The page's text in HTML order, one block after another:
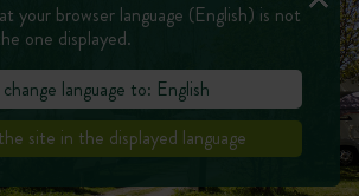
your browser language (English) is not
one displayed.
language to: English
site in the displayed language